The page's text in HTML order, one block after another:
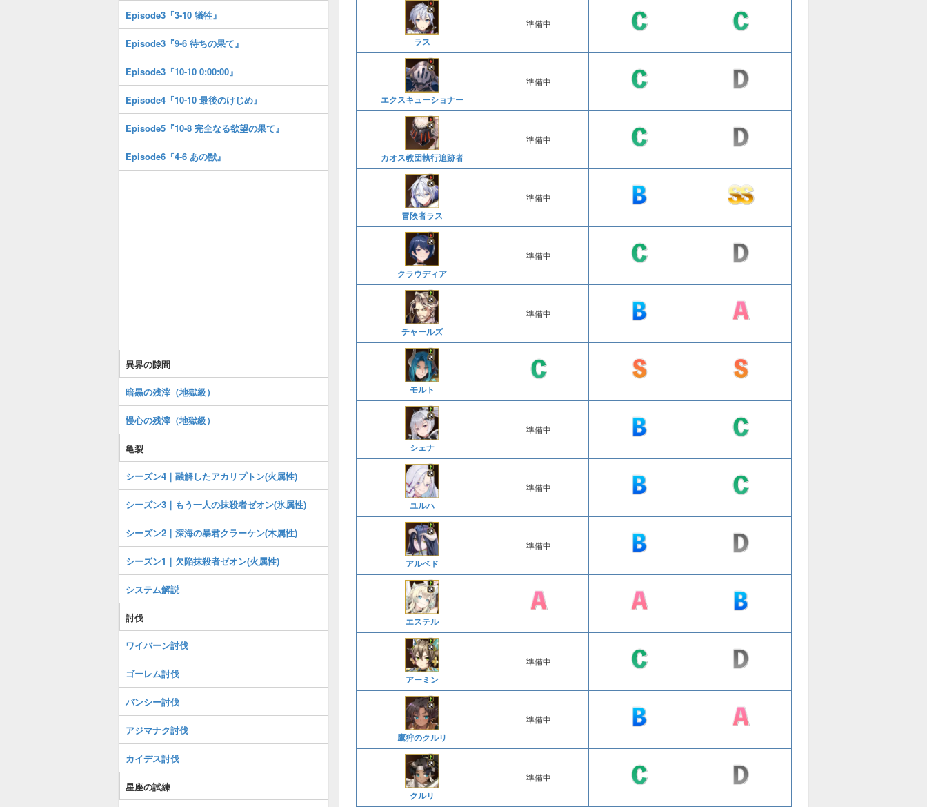
ラス
準備中
エクスキューショナー
準備中
カオス教団執行追跡者
準備中
冒険者ラス
準備中
クラウディア
準備中
チャールズ
準備中
モルト
シェナ
準備中
ユルハ
準備中
アルベド
準備中
エステル
アーミン
準備中
鷹狩のクルリ
準備中
クルリ
準備中
Episode3『3-10 犠牲』
Episode3『9-6 待ちの果て』
Episode3『10-10 0:00:00』
Episode4『10-10 最後のけじめ』
Episode5『10-8 完全なる欲望の果て』
Episode6『4-6 あの獣』
異界の隙間
暗黒の残滓（地獄級）
慢心の残滓（地獄級）
亀裂
シーズン4｜融解したアカリプトン(火属性)
シーズン3｜もう一人の抹殺者ゼオン(氷属性)
シーズン2｜深海の暴君クラーケン(木属性)
シーズン1｜欠陥抹殺者ゼオン(火属性)
システム解説
討伐
ワイバーン討伐
ゴーレム討伐
バンシー討伐
アジマナク討伐
カイデス討伐
星座の試練